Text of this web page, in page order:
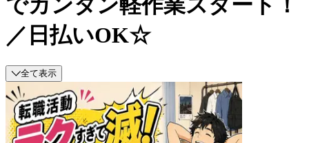
／日払いOK☆
全て表示